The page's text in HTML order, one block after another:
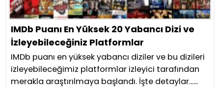
IMDb Puanı En Yüksek 20 Yabancı Dizi ve
İzleyebileceğiniz Platformlar
IMDb puanı en yüksek yabancı diziler ve bu dizileri
izleyebileceğimiz platformlar izleyici tarafından
merakla araştırılmaya başlandı. İşte detaylar......